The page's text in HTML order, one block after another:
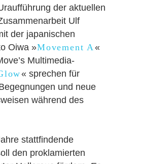
der aktuellen
Ulf
der japanischen
Oiwa »Movement A«
Multimedia-
« sprechen für
und neue
während des
stattfindende
den proklamierten